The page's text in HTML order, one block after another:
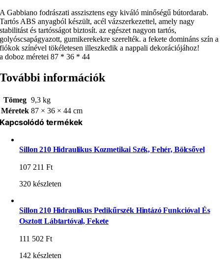
A Gabbiano fodrászati asszisztens egy kiváló minőségű bútordarab.
Tartós ABS anyagból készült, acél vázszerkezettel, amely nagy
stabilitást és tartósságot biztosít. az egészet nagyon tartós,
golyóscsapágyazott, gumikerekekre szerelték. a fekete domináns szín a
fiókok színével tökéletesen illeszkedik a nappali dekorációjához!
a doboz méretei 87 * 36 * 44
További információk
Tömeg 9,3 kg
Méretek 87 × 36 × 44 cm
Kapcsolódó termékek
Sillon 210 Hidraulikus Kozmetikai Szék, Fehér, Bölcsővel
107 211Ft
320 készleten
Sillon 210 Hidraulikus Pedikűrszék Hintázó Funkcióval És
Osztott Lábtartóval, Fekete
111 502Ft
142 készleten